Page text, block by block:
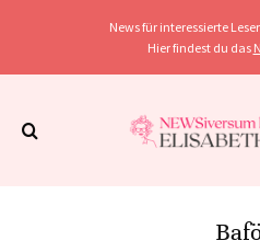
News für interessierte
Hier findest du das